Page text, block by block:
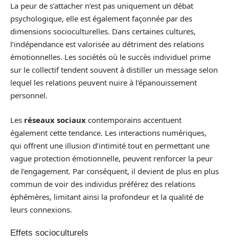
La peur de s’attacher n’est pas uniquement un débat
psychologique, elle est également façonnée par des
dimensions socioculturelles. Dans certaines cultures,
l’indépendance est valorisée au détriment des relations
émotionnelles. Les sociétés où le succès individuel prime
sur le collectif tendent souvent à distiller un message selon
lequel les relations peuvent nuire à l’épanouissement
personnel.
Les réseaux sociaux contemporains accentuent
également cette tendance. Les interactions numériques,
qui offrent une illusion d’intimité tout en permettant une
vague protection émotionnelle, peuvent renforcer la peur
de l’engagement. Par conséquent, il devient de plus en plus
commun de voir des individus préférez des relations
éphémères, limitant ainsi la profondeur et la qualité de
leurs connexions.
Effets socioculturels